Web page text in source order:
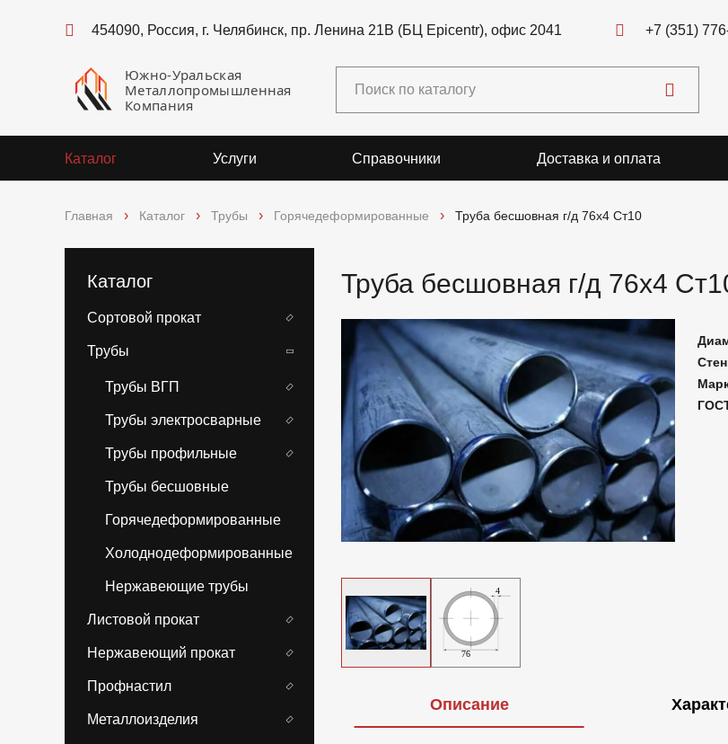
454090, Россия, г. Челябинск, пр. Ленина 21В (БЦ Epicentr), офис 2041 +7 (351)
Южно-Уральская
Металлопромышленная
Компания
Каталог Услуги Справочники Доставка и оплата
Главная Каталог Трубы Горячедеформированные Труба бесшовная г/д 76х4 Ст10
Каталог
Сортовой прокат
Трубы
Трубы ВГП
Трубы электросварные
Трубы профильные
Трубы бесшовные
Горячедеформированные
Холоднодеформированные
Нержавеющие трубы
Листовой прокат
Нержавеющий прокат
Профнастил
Металлоизделия
Труба бесшовная г/д 76х4
Описание